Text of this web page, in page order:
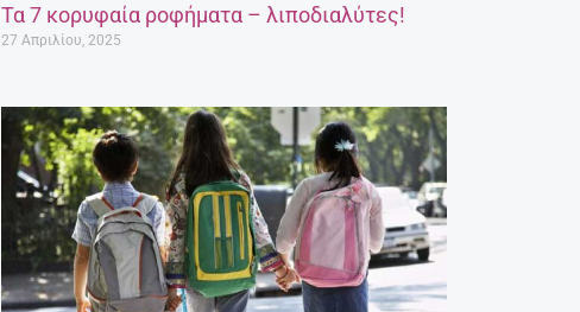
Τα 7 κορυφαία ροφήματα – λιποδιαλύτες!
27 Απριλίου, 2025